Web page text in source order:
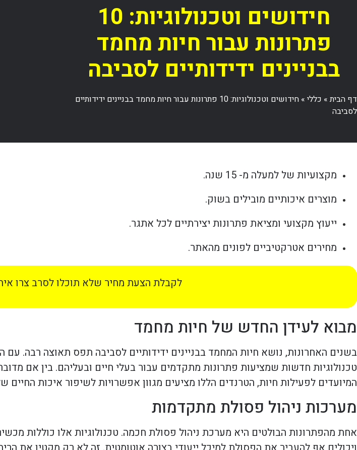
חידושים וטכנולוגיות: 10
פתרונות עבור חיות מחמד
בבניינים ידידותיים לסביבה
דף הבית» כללי »
חידושים וטכנולוגיות: 10 פתרונות עבור חיות מחמד בבניינים ידידותיים
לסביבה
מקצועיות של למעלה מ- 15 שנה.
מוצרים איכותיים מובילים בשוק.
ייעוץ מקצועי ומציאת פתרונות יצירתיים לכל אתגר.
מחירים אטרקטיביים לפונים מהאתר.
לקבלת הצעת מחיר שלא תוכלו לסרב צרו
מבוא לעידן החדש של חיות מחמד
בשנים האחרונות, נושא חיות המחמד בבניינים ידידותיים לסביבה תפס תאוצה רבה. עם
טכנולוגיות חדשות שמציעות פתרונות מתקדמים עבור בעלי חיים ובעליהם. בין אם
המיועדים לפעילות חיות, הטרנדים הללו מציעים מגוון אפשרויות לשיפור איכות החיים
מערכות ניהול פסולת מתקדמות
אחת מהפתרונות הבולטים היא מערכת ניהול פסולת חכמה. טכנולוגיות אלו כוללות